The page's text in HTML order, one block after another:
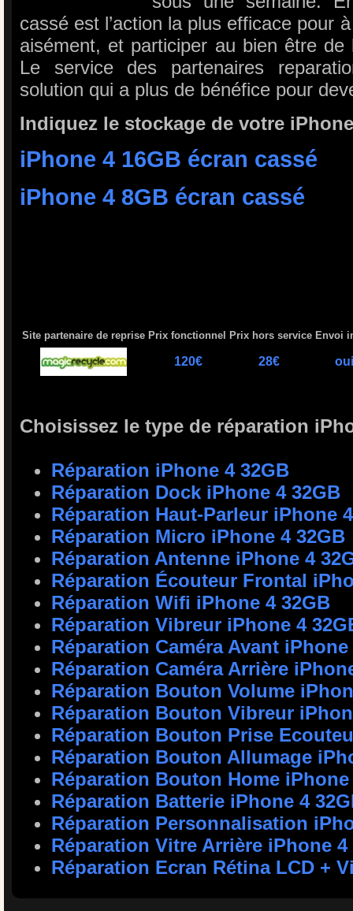
cassé est l’action la plus efficace pour
aisément, et participer au bien être de
Le service des partenaires
solution qui a plus de bénéfice pour
Indiquez le stockage de votre
iPhone 4 16GB écran cassé
iPhone 4 8GB écran cassé
Site partenaire de reprise Prix fonctionnel Prix hors service Envoi
120€ 28€ oui
Choisissez le type de réparation
Réparation iPhone 4 32GB
Réparation Dock iPhone 4 32GB
Réparation Haut-Parleur iPhone
Réparation Micro iPhone 4 32GB
Réparation Antenne iPhone 4
Réparation Écouteur Frontal
Réparation Wifi iPhone 4 32GB
Réparation Vibreur iPhone 4
Réparation Caméra Avant iPhone
Réparation Caméra Arrière
Réparation Bouton Volume
Réparation Bouton Vibreur
Réparation Bouton Prise
Réparation Bouton Allumage
Réparation Bouton Home iPhone
Réparation Batterie iPhone 4
Réparation Personnalisation
Réparation Vitre Arrière iPhone 4
Réparation Ecran Rétina LCD +